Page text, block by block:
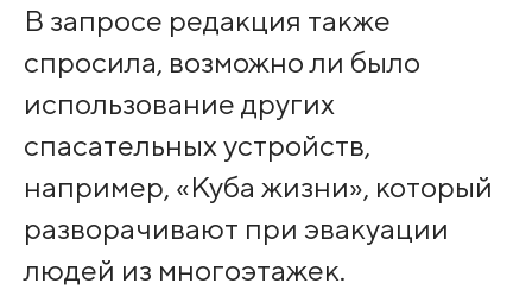
В запросе редакция также
спросила, возможно ли было
использование других
спасательных устройств,
например, «Куба жизни», который
разворачивают при эвакуации
людей из многоэтажек.